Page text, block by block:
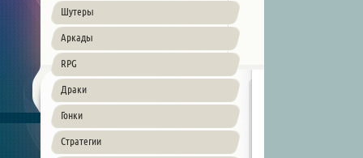
Шутеры
Аркады
RPG
Драки
Гонки
Стратегии